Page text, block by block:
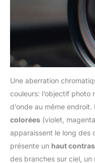
Une aberration
couleurs: l’objectif photo
d’onde au même
colorées (violet,
apparaissent le long des
présente un haut
des branches sur ciel,